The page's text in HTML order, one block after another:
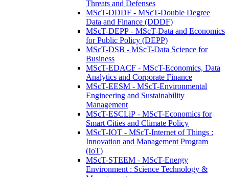
Threats and Defenses
MScT-DDDF - MScT-Double Degree
Data and Finance (DDDF)
MScT-DEPP - MScT-Data and Economics
for Public Policy (DEPP)
MScT-DSB - MScT-Data Science for
Business
MScT-EDACF - MScT-Economics, Data
Analytics and Corporate Finance
MScT-EESM - MScT-Environmental
Engineering and Sustainability
Management
MScT-ESCLiP - MScT-Economics for
Smart Cities and Climate Policy
MScT-IOT - MScT-Internet of Things :
Innovation and Management Program
(IoT)
MScT-STEEM - MScT-Energy
Environment : Science Technology &